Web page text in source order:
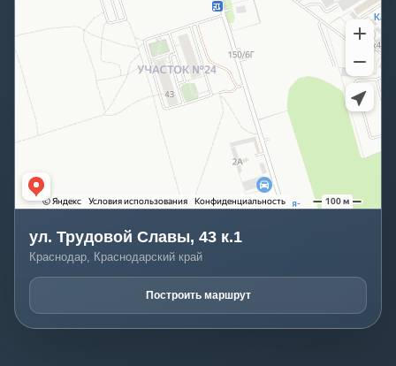
ул. Трудовой Славы, 43 к.1
Краснодар, Краснодарский край
Построить маршрут